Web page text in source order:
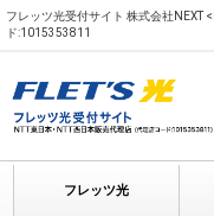
フレッツ光受付サイト 株式会社NEXT
ド:1015353811
フレッツ光